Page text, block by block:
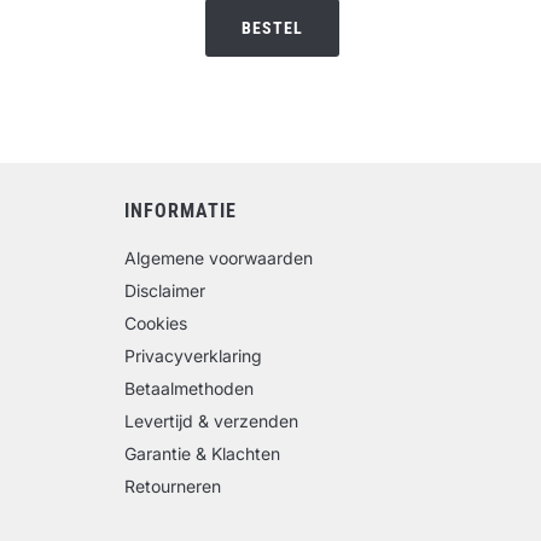
€44.95.
BESTEL
INFORMATIE
Algemene voorwaarden
Disclaimer
Cookies
Privacyverklaring
Betaalmethoden
Levertijd & verzenden
Garantie & Klachten
Retourneren